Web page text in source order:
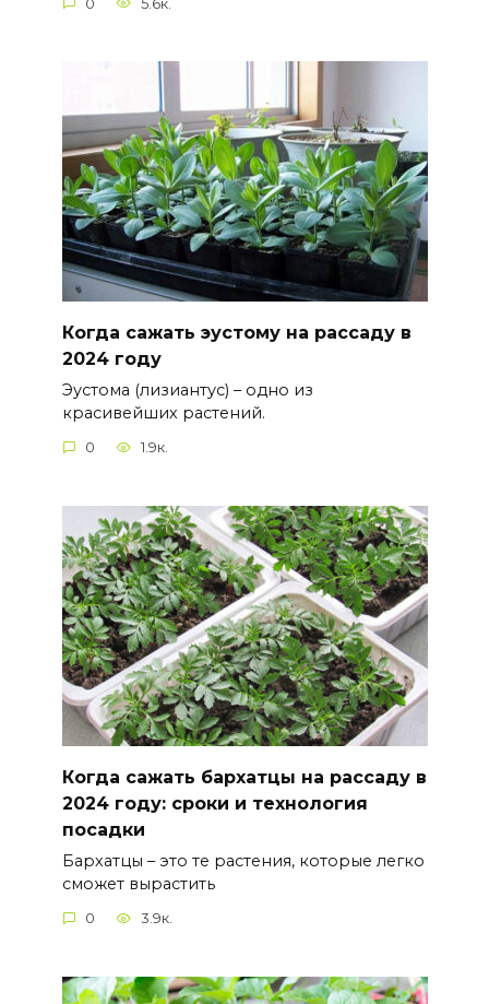
0 5.6к.
Когда сажать эустому на рассаду в
2024 году
Эустома (лизиантус) – одно из
красивейших растений.
0 1.9к.
Когда сажать бархатцы на рассаду в
2024 году: сроки и технология
посадки
Бархатцы – это те растения, которые легко
сможет вырастить
0 3.9к.